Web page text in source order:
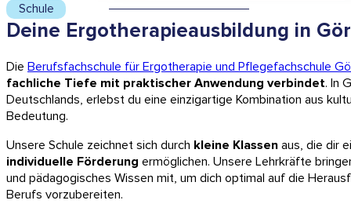
Schule
Deine Ergotherapieausbildung in
Die Berufsfachschule für Ergotherapie und Pflegefachschule
fachliche Tiefe mit praktischer Anwendung verbindet. In
Deutschlands, erlebst du eine einzigartige Kombination aus
Bedeutung.
Unsere Schule zeichnet sich durch kleine Klassen aus, die dir
individuelle Förderung ermöglichen. Unsere Lehrkräfte
und pädagogisches Wissen mit, um dich optimal auf die
Berufs vorzubereiten.